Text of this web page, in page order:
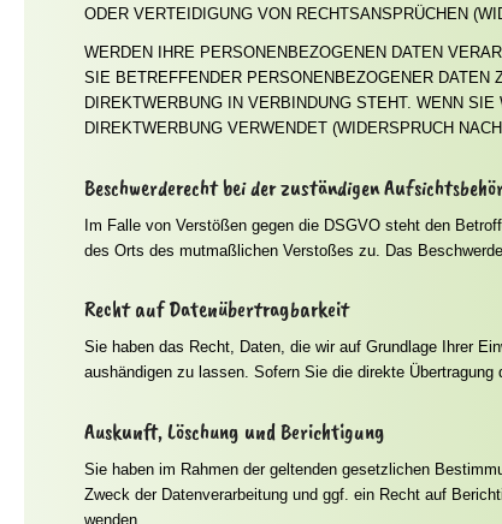
ODER VERTEIDIGUNG VON RECHTSANSPRÜCHEN
WERDEN IHRE PERSONENBEZOGENEN DATEN
SIE BETREFFENDER PERSONENBEZOGENER
DIREKTWERBUNG IN VERBINDUNG STEHT. WENN
DIREKTWERBUNG VERWENDET (WIDERSPRUCH
Beschwerde­recht bei der zuständigen
Im Falle von Verstößen gegen die DSGVO steht den
des Orts des mutmaßlichen Verstoßes zu. Das
Recht auf Daten­übertrag­barkeit
Sie haben das Recht, Daten, die wir auf Grundlage Ihrer
aushändigen zu lassen. Sofern Sie die direkte
Auskunft, Löschung und Berichtigung
Sie haben im Rahmen der geltenden gesetzlichen
Zweck der Datenverarbeitung und ggf. ein Recht auf
wenden.